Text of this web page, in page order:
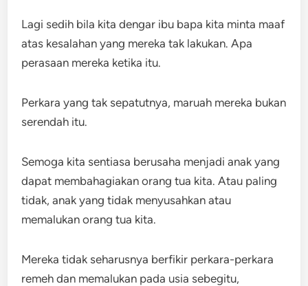
Lagi sedih bila kita dengar ibu bapa kita minta maaf
atas kesalahan yang mereka tak lakukan. Apa
perasaan mereka ketika itu.
Perkara yang tak sepatutnya, maruah mereka bukan
serendah itu.
Semoga kita sentiasa berusaha menjadi anak yang
dapat membahagiakan orang tua kita. Atau paling
tidak, anak yang tidak menyusahkan atau
memalukan orang tua kita.
Mereka tidak seharusnya berfikir perkara-perkara
remeh dan memalukan pada usia sebegitu,